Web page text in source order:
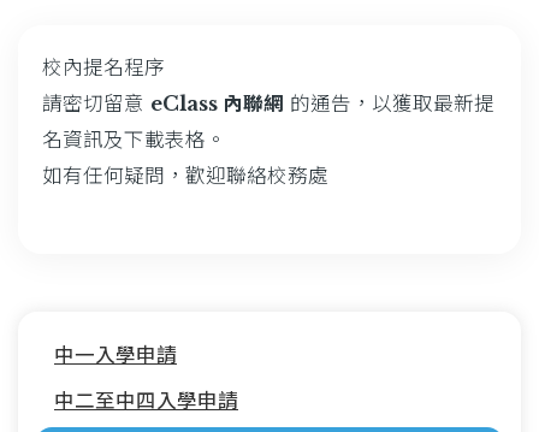
校內提名程序
請密切留意 eClass 內聯網 的通告，以獲取最新提
名資訊及下載表格。
如有任何疑問，歡迎聯絡校務處
navigation
中一入學申請
中二至中四入學申請